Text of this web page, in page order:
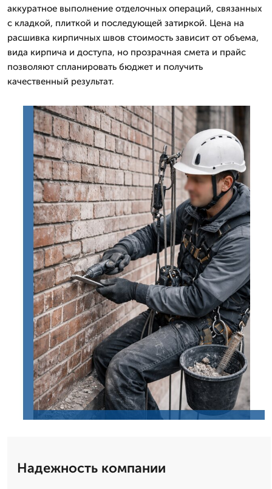
аккуратное выполнение отделочных операций, связанных
с кладкой, плиткой и последующей затиркой. Цена на
расшивка кирпичных швов стоимость зависит от объема,
вида кирпича и доступа, но прозрачная смета и прайс
позволяют спланировать бюджет и получить
качественный результат.
Надежность компании